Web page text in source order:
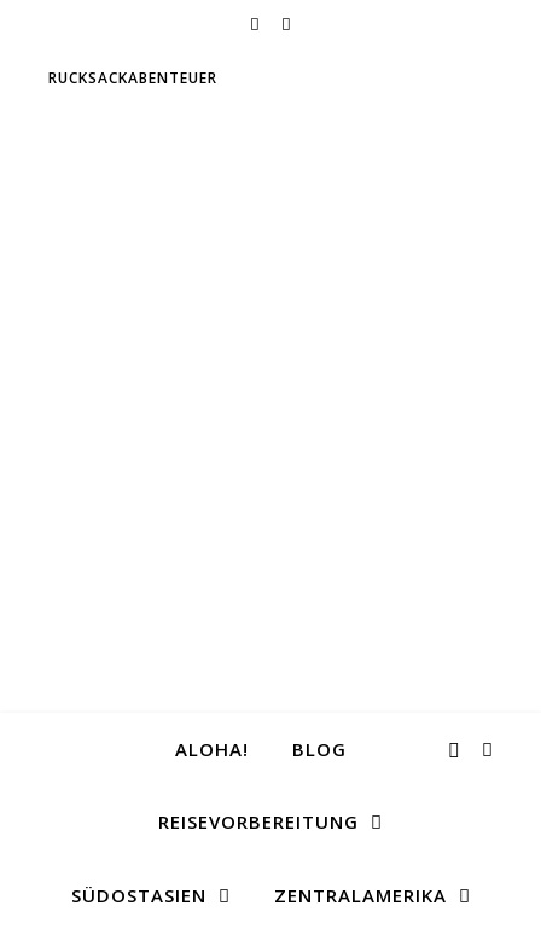
RUCKSACKABENTEUER
ALOHA! BLOG
REISEVORBEREITUNG
SÜDOSTASIEN ZENTRALAMERIKA